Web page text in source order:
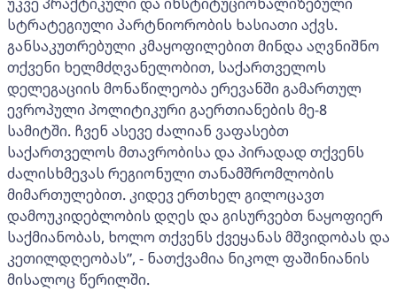
სტრატეგიული პარტნიორობის ხასიათი აქვს.
განსაკუთრებული კმაყოფილებით მინდა აღვნიშნო
თქვენი ხელმძღვანელობით, საქართველოს
დელეგაციის მონაწილეობა ერევანში გამართულ
ევროპული პოლიტიკური გაერთიანების მე-8
სამიტში. ჩვენ ასევე ძალიან ვაფასებთ
საქართველოს მთავრობისა და პირადად თქვენს
ძალისხმევას რეგიონული თანამშრომლობის
მიმართულებით. კიდევ ერთხელ გილოცავთ
დამოუკიდებლობის დღეს და გისურვებთ ნაყოფიერ
საქმიანობას, ხოლო თქვენს ქვეყანას მშვიდობას და
კეთილდღეობას”, - ნათქვამია ნიკოლ ფაშინიანის
მისალოც წერილში.